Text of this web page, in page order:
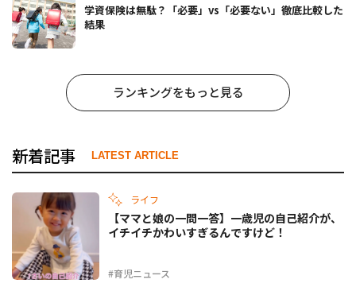
学資保険は無駄？「必要」vs「必要ない」徹底比較した
結果
ランキングをもっと見る
新着記事 LATEST ARTICLE
ライフ
#育児ニュース
【ママと娘の一問一答】一歳児の自己紹介が、
イチイチかわいすぎるんですけど！